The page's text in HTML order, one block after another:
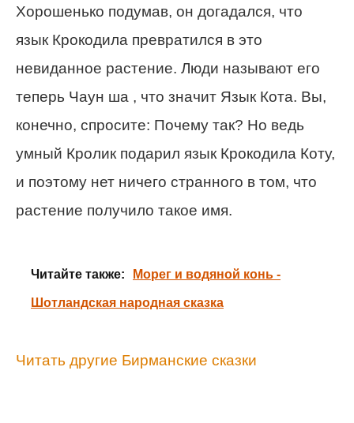
Хорошенько подумав, он догадался, что
язык Крокодила превратился в это
невиданное растение. Люди называют его
теперь Чаун ша , что значит Язык Кота. Вы,
конечно, спросите: Почему так? Но ведь
умный Кролик подарил язык Крокодила Коту,
и поэтому нет ничего странного в том, что
растение получило такое имя.
Читайте также: Морег и водяной конь -
Шотландская народная сказка
Читать другие Бирманские сказки